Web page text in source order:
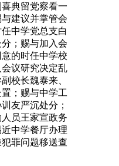
典留党察看一
建议并掌管会
中学党总支白
；赐与加入会
的时任中学校
议研究决定乱
校长魏泰来、
；赐与中学工
友严沉处分；
员王家宣政务
中学餐厅办理
罪问题移送查